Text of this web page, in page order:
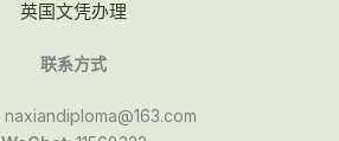
英国文凭办理
联系方式
naxiandiploma@163.com